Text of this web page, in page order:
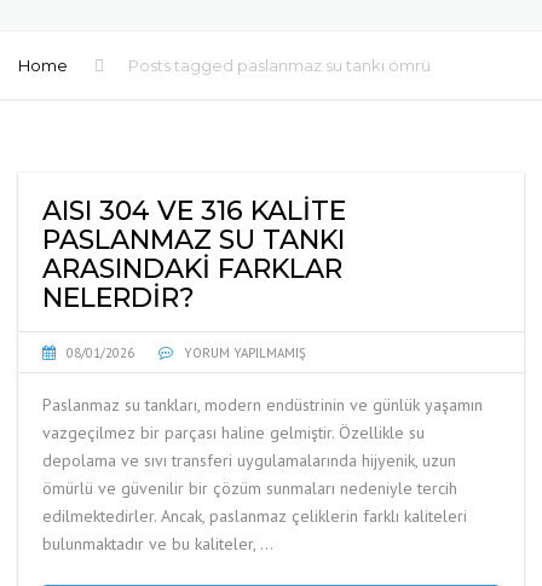
Home Posts tagged paslanmaz su tankı ömrü
AISI 304 VE 316 KALITE
PASLANMAZ SU TANKI
ARASINDAKI FARKLAR
NELERDIR?
08/01/2026 YORUM YAPILMAMIŞ
Paslanmaz su tankları, modern endüstrinin ve günlük yaşamın
vazgeçilmez bir parçası haline gelmiştir. Özellikle su
depolama ve sıvı transferi uygulamalarında hijyenik, uzun
ömürlü ve güvenilir bir çözüm sunmaları nedeniyle tercih
edilmektedirler. Ancak, paslanmaz çeliklerin farklı kaliteleri
bulunmaktadır ve bu kaliteler, …